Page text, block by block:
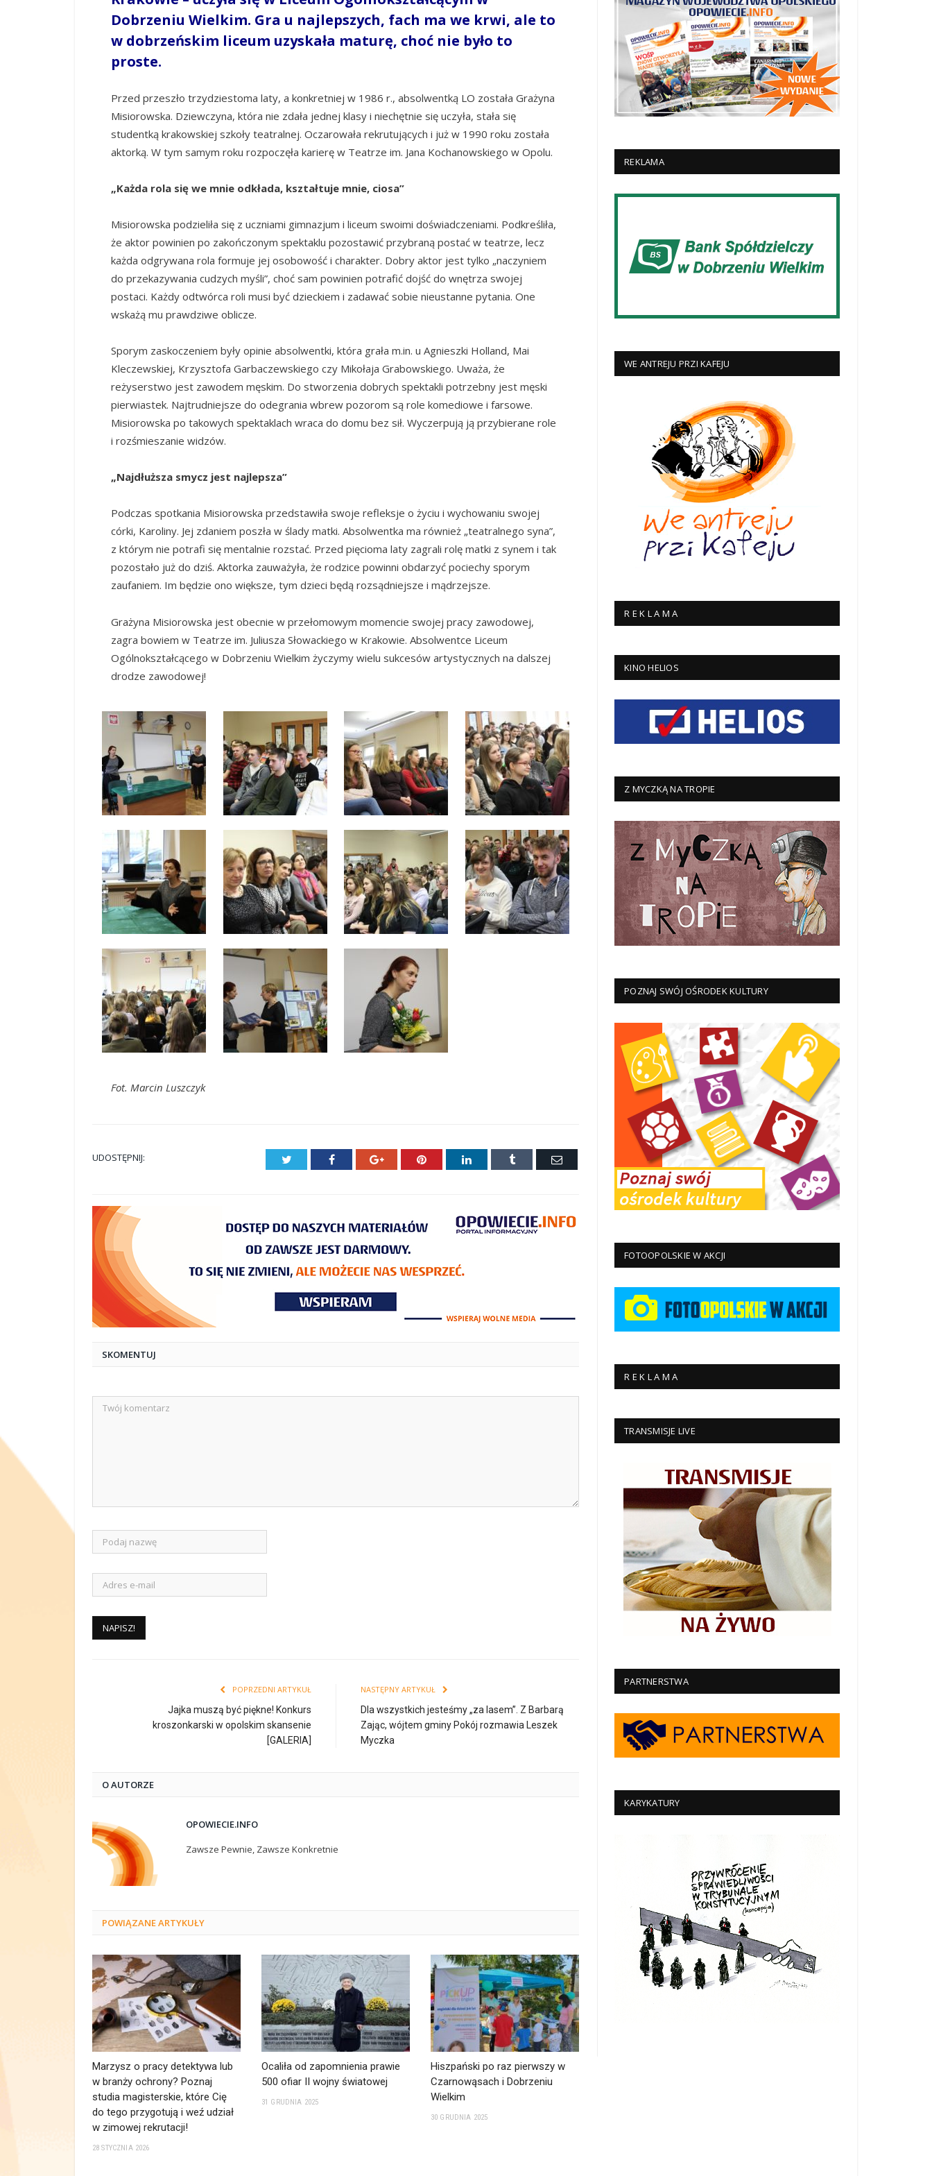
Dobrzeniu Wielkim. Gra u najlepszych, fach ma we krwi, ale to
w dobrzeńskim liceum uzyskała maturę, choć nie było to
proste.
Przed przeszło trzydziestoma laty, a konkretniej w 1986 r., absolwentką LO została Grażyna
Misiorowska. Dziewczyna, która nie zdała jednej klasy i niechętnie się uczyła, stała się
studentką krakowskiej szkoły teatralnej. Oczarowała rekrutujących i już w 1990 roku została
aktorką. W tym samym roku rozpoczęła karierę w Teatrze im. Jana Kochanowskiego w Opolu.
„Każda rola się we mnie odkłada, kształtuje mnie, ciosa”
Misiorowska podzieliła się z uczniami gimnazjum i liceum swoimi doświadczeniami. Podkreśliła,
że aktor powinien po zakończonym spektaklu pozostawić przybraną postać w teatrze, lecz
każda odgrywana rola formuje jej osobowość i charakter. Dobry aktor jest tylko „naczyniem
do przekazywania cudzych myśli”, choć sam powinien potrafić dojść do wnętrza swojej
postaci. Każdy odtwórca roli musi być dzieckiem i zadawać sobie nieustanne pytania. One
wskażą mu prawdziwe oblicze.
Sporym zaskoczeniem były opinie absolwentki, która grała m.in. u Agnieszki Holland, Mai
Kleczewskiej, Krzysztofa Garbaczewskiego czy Mikołaja Grabowskiego. Uważa, że
reżyserstwo jest zawodem męskim. Do stworzenia dobrych spektakli potrzebny jest męski
pierwiastek. Najtrudniejsze do odegrania wbrew pozorom są role komediowe i farsowe.
Misiorowska po takowych spektaklach wraca do domu bez sił. Wyczerpują ją przybierane role
i rozśmieszanie widzów.
„Najdłuższa smycz jest najlepsza”
Podczas spotkania Misiorowska przedstawiła swoje refleksje o życiu i wychowaniu swojej
córki, Karoliny. Jej zdaniem poszła w ślady matki. Absolwentka ma również „teatralnego syna”,
z którym nie potrafi się mentalnie rozstać. Przed pięcioma laty zagrali rolę matki z synem i tak
pozostało już do dziś. Aktorka zauważyła, że rodzice powinni obdarzyć pociechy sporym
zaufaniem. Im będzie ono większe, tym dzieci będą rozsądniejsze i mądrzejsze.
Grażyna Misiorowska jest obecnie w przełomowym momencie swojej pracy zawodowej,
zagra bowiem w Teatrze im. Juliusza Słowackiego w Krakowie. Absolwentce Liceum
Ogólnokształcącego w Dobrzeniu Wielkim życzymy wielu sukcesów artystycznych na dalszej
drodze zawodowej!
Fot. Marcin Luszczyk
UDOSTĘPNIJ: Twitter Facebook Google+ Pinterest LinkedIn Tumblr
E-
SKOMENTUJ
POPRZEDNI ARTYKUŁ
Jajka muszą być piękne! Konkurs
kroszonkarski w opolskim skansenie
[GALERIA]
NASTĘPNY ARTYKUŁ
Dla wszystkich jesteśmy „za lasem”. Z Barbarą
Zając, wójtem gminy Pokój rozmawia Leszek
Myczka
O AUTORZE
OPOWIECIE.INFO
Zawsze Pewnie, Zawsze Konkretnie
POWIĄZANEARTYKUŁY
Marzysz o pracy detektywa lub
w branży ochrony? Poznaj
studia magisterskie, które Cię
do tego przygotują i weź udział
w zimowej rekrutacji!
28 STYCZNIA 2026
Ocaliła od zapomnienia prawie
500 ofiar II wojny światowej
31 GRUDNIA 2025
Hiszpański po raz pierwszy w
Czarnowąsach i Dobrzeniu
Wielkim
30 GRUDNIA 2025
REKLAMA
WE ANTREJU PRZI KAFEJU
R E K L A M A
KINO HELIOS
Z MYCZKĄ NA TROPIE
POZNAJ SWÓJ OŚRODEK KULTURY
FOTOOPOLSKIE W AKCJI
R E K L A M A
TRANSMISJE LIVE
PARTNERSTWA
KARYKATURY